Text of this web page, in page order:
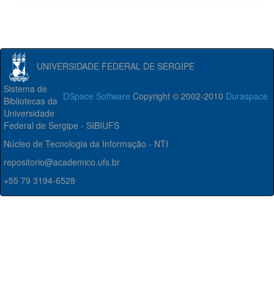
UNIVERSIDADE FEDERAL DE SERGIPE
DSpace Software Copyright © 2002-2010 Duraspace
Sistema de
Bibliotecas da
Universidade
Federal de Sergipe - SIBIUFS
Núcleo de Tecnologia da Informação - NTI
repositorio@academico.ufs.br
+55 79 3194-6528